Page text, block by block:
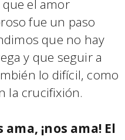
el amor
fue un paso
que no hay
y que seguir a
lo difícil, como
la crucifixión.
¡nos ama! El